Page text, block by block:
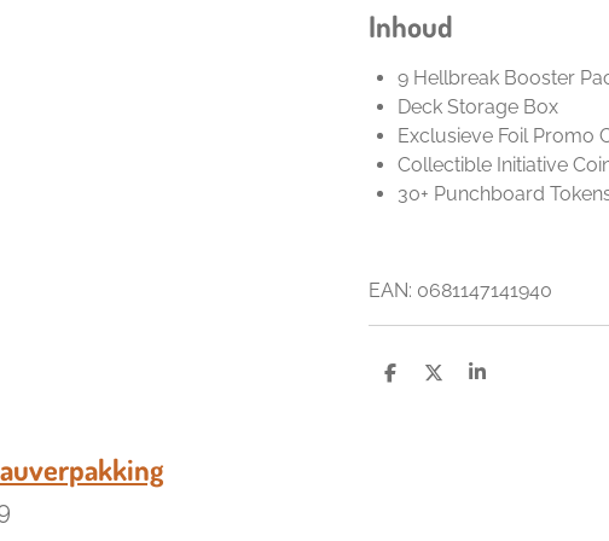
Inhoud
9 Hellbreak Booster
Deck Storage Box
Exclusieve Foil Promo
Collectible Initiative
30+ Punchboard
EAN: 0681147141940
D
D
S